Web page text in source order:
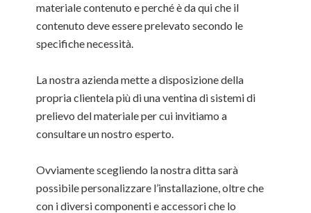
materiale contenuto e perché è da qui che il
contenuto deve essere prelevato secondo le
specifiche necessità.
La nostra azienda mette a disposizione della
propria clientela più di una ventina di sistemi di
prelievo del materiale per cui invitiamo a
consultare un nostro esperto.
Ovviamente scegliendo la nostra ditta sarà
possibile personalizzare l’installazione, oltre che
con i diversi componenti e accessori che lo